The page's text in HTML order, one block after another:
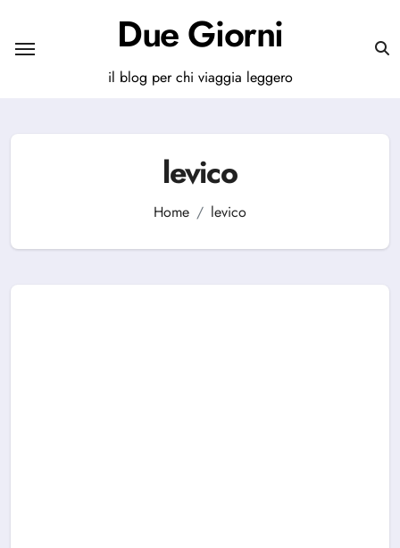
contenuto
Due Giorni
il blog per chi viaggia leggero
levico
Home levico